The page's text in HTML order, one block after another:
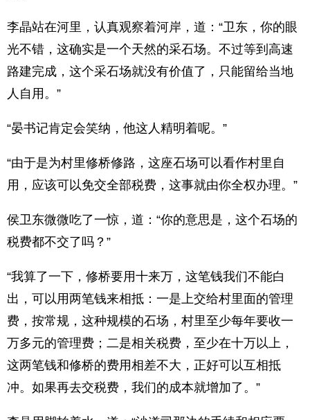
李晶站在河里，认真观察着河岸，道：“卫东，你的眼
光不错，这确实是一个天然的采石场。不过等到高速
路建完成，这个采石场就没有价值了，只能留给当地
人自用。”
“晏书记肯定会笑纳，他这人精明着呢。”
“由于是为村里修桥修路，这座石场可以看作村里自
用，应该可以免交全部税费，这事就由你全权办理。”
侯卫东微微吃了一惊，道：“你的意思是，这个石场的
税费都不交了吗？”
“我算了一下，修桥要用十来万，这笔钱我们不能白
出，可以用两笔钱来相抵：一是上交给村里面的管理
费，按常规，这种规模的石场，村里至少每年要收一
万多元的管理费；二是相关税费，至少在十万以上，
这两笔钱和修桥的费用相差不大，正好可以互相抵
冲。如果再去交税费，我们的成本就增加了。”